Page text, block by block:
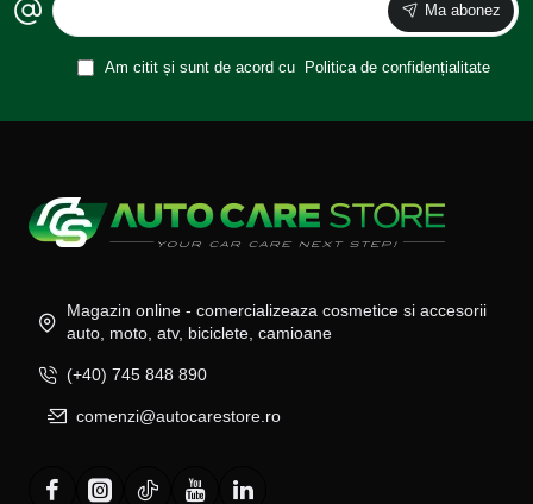
Ma abonez
Am citit și sunt de acord cu Politica de confidențialitate
Magazin online - comercializeaza cosmetice si accesorii
auto, moto, atv, biciclete, camioane
(+40) 745 848 890
comenzi@autocarestore.ro